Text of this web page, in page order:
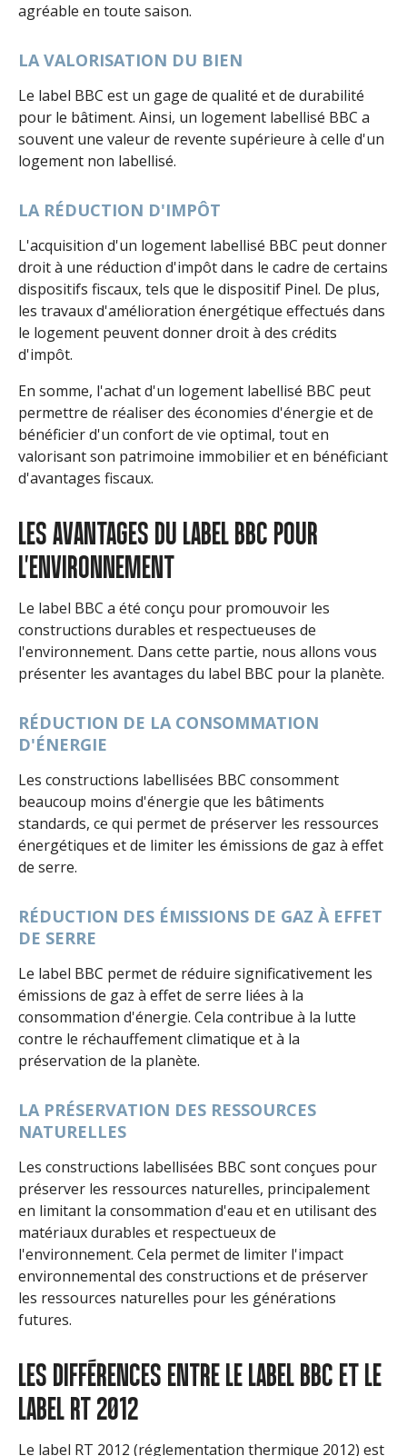
agréable en toute saison.
LA VALORISATION DU BIEN
Le label BBC est un gage de qualité et de durabilité
pour le bâtiment. Ainsi, un logement labellisé BBC a
souvent une valeur de revente supérieure à celle d'un
logement non labellisé.
LA RÉDUCTION D'IMPÔT
L'acquisition d'un logement labellisé BBC peut donner
droit à une réduction d'impôt dans le cadre de certains
dispositifs fiscaux, tels que le dispositif Pinel. De plus,
les travaux d'amélioration énergétique effectués dans
le logement peuvent donner droit à des crédits
d'impôt.
En somme, l'achat d'un logement labellisé BBC peut
permettre de réaliser des économies d'énergie et de
bénéficier d'un confort de vie optimal, tout en
valorisant son patrimoine immobilier et en bénéficiant
d'avantages fiscaux.
LES AVANTAGES DU LABEL BBC POUR
L'ENVIRONNEMENT
Le label BBC a été conçu pour promouvoir les
constructions durables et respectueuses de
l'environnement. Dans cette partie, nous allons vous
présenter les avantages du label BBC pour la planète.
RÉDUCTION DE LA CONSOMMATION
D'ÉNERGIE
Les constructions labellisées BBC consomment
beaucoup moins d'énergie que les bâtiments
standards, ce qui permet de préserver les ressources
énergétiques et de limiter les émissions de gaz à effet
de serre.
RÉDUCTION DES ÉMISSIONS DE GAZ À EFFET
DE SERRE
Le label BBC permet de réduire significativement les
émissions de gaz à effet de serre liées à la
consommation d'énergie. Cela contribue à la lutte
contre le réchauffement climatique et à la
préservation de la planète.
LA PRÉSERVATION DES RESSOURCES
NATURELLES
Les constructions labellisées BBC sont conçues pour
préserver les ressources naturelles, principalement
en limitant la consommation d'eau et en utilisant des
matériaux durables et respectueux de
l'environnement. Cela permet de limiter l'impact
environnemental des constructions et de préserver
les ressources naturelles pour les générations
futures.
LES DIFFÉRENCES ENTRE LE LABEL BBC ET LE
LABEL RT 2012
Le label RT 2012 (réglementation thermique 2012) est